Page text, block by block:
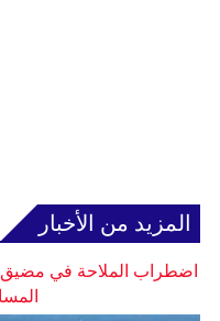
المزيد من الأخبار
اضطراب الملاحة في